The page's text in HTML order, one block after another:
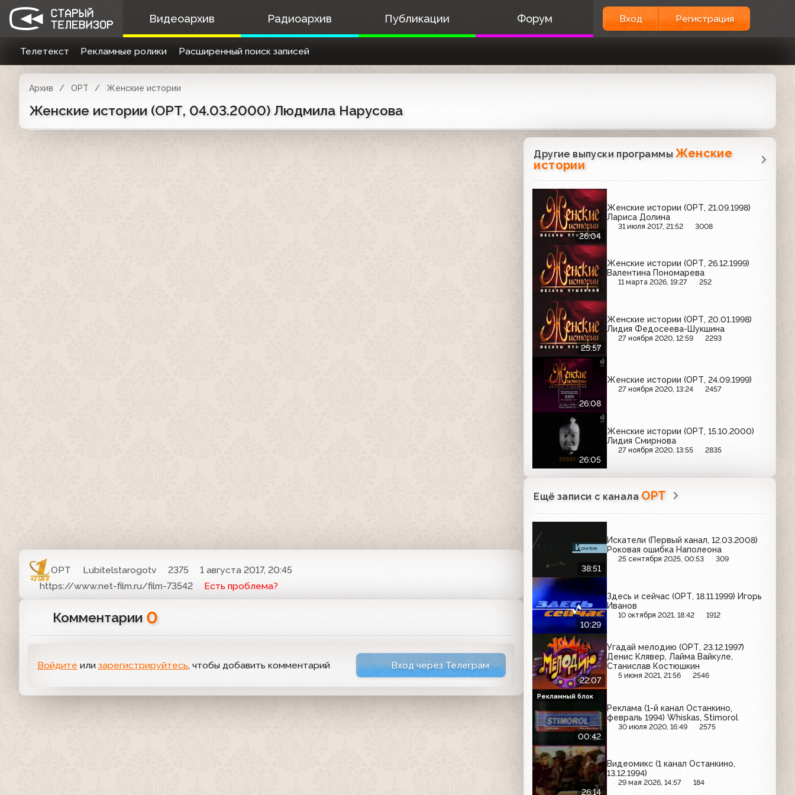
Видеоархив Радиоархив Публикации Форум Вход Регистрация
Телетекст Рекламные ролики Расширенный поиск записей
Архив ОРТ Женские истории
Женские истории (ОРТ, 04.03.2000) Людмила Нарусова
ОРТ Lubitelstarogotv 2375
1 августа 2017, 20:45
https://www.net-film.ru/film-73542
Есть проблема?
Комментарии 0
Войдите или зарегистрируйтесь, чтобы добавить комментарий Вход через Телеграм
Другие выпуски программыЖенские
истории
26:04
Женские истории (ОРТ, 21.09.1998)
Лариса Долина
31 июля 2017, 21:52 3008
Женские истории (ОРТ, 26.12.1999)
Валентина Пономарева
11 марта 2026, 19:27 252
25:57
Женские истории (ОРТ, 20.01.1998)
Лидия Федосеева-Шукшина
27 ноября 2020, 12:59 2293
26:08
Женские истории (ОРТ, 24.09.1999)
27 ноября 2020, 13:24 2457
26:05
Женские истории (ОРТ, 15.10.2000)
Лидия Смирнова
27 ноября 2020, 13:55 2835
Ещё записи с канала ОРТ
38:51
Искатели (Первый канал, 12.03.2008)
Роковая ошибка Наполеона
25 сентября 2025, 00:53 309
10:29
Здесь и сейчас (ОРТ, 18.11.1999) Игорь
Иванов
10 октября 2021, 18:42 1912
22:07
Угадай мелодию (ОРТ, 23.12.1997)
Денис Клявер, Лайма Вайкуле,
Станислав Костюшкин
5 июня 2021, 21:56 2546
00:42
Реклама (1-й канал Останкино,
февраль 1994) Whiskas, Stimorol
30 июля 2020, 16:49 2575
Рекламный блок
26:14
Видеомикс (1 канал Останкино,
13.12.1994)
29 мая 2026, 14:57 184